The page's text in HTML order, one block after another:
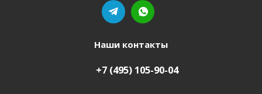
Наши контакты
+7 (495) 105-90-04